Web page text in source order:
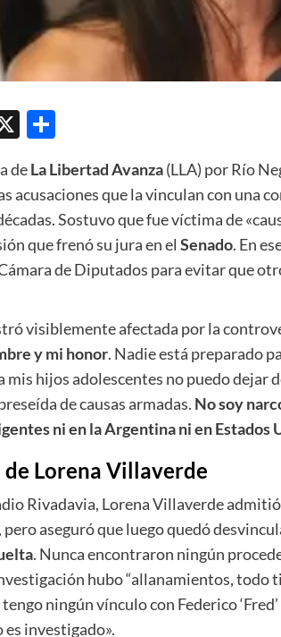
X
deLa Libertad Avanza(LLA) por Río
acusaciones que la vinculan con una
Sostuvo que fue víctima de
que frenó su jura en el Senado. En
de Diputados para evitar que
visiblemente afectada por la
y mi honor. Nadie está preparado
mis hijos adolescentes no puedo dejar
de causas armadas. No soy
ni en la Argentina ni en Estados
de Lorena Villaverde
Rivadavia, Lorena Villaverde
aseguró que luego quedó
. Nunca encontraron ningún
hubo “allanamientos, todo
ningún vínculo con Federico
investigado».